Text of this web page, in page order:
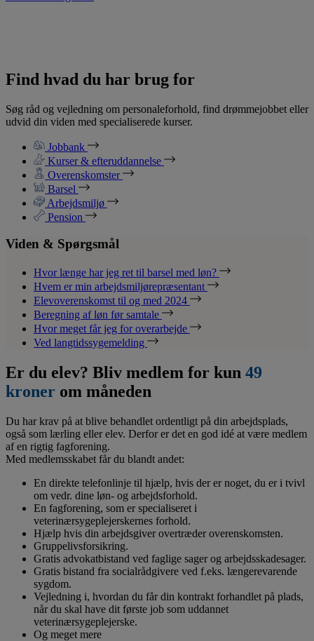
Find hvad du har brug for
Søg råd og vejledning om personaleforhold, find drømmejobbet eller
udvid din viden med specialiserede kurser.
Jobbank
Kurser & efteruddannelse
Overenskomster
Barsel
Arbejdsmiljø
Pension
Viden & Spørgsmål
Hvor længe har jeg ret til barsel med løn?
Hvem er min arbejdsmiljørepræsentant
Elevoverenskomst til og med 2024
Beregning af løn før samtale
Hvor meget får jeg for overarbejde
Ved langtidssygemelding
Er du elev? Bliv medlem for kun 49
kroner om måneden
Du har krav på at blive behandlet ordentligt på din arbejdsplads,
også som lærling eller elev. Derfor er det en god idé at være medlem
af en rigtig fagforening.
Med medlemsskabet får du blandt andet:
En direkte telefonlinje til hjælp, hvis der er noget, du er i tvivl
om vedr. dine løn- og arbejdsforhold.
En fagforening, som er specialiseret i
veterinærsygeplejerskernes forhold.
Hjælp hvis din arbejdsgiver overtræder overenskomsten.
Gruppelivsforsikring.
Gratis advokatbistand ved faglige sager og arbejdsskadesager.
Gratis bistand fra socialrådgivere ved f.eks. længerevarende
sygdom.
Vejledning i, hvordan du får din kontrakt forhandlet på plads,
når du skal have dit første job som uddannet
veterinærsygeplejerske.
Og meget mere